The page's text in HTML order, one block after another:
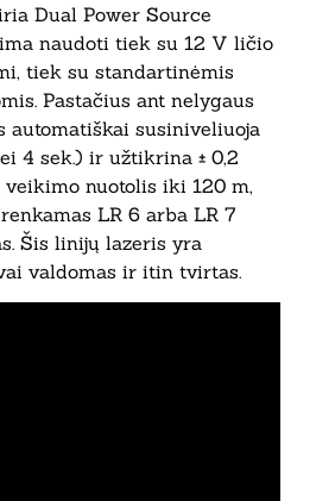
Dual Power Source
naudoti tiek su 12 V ličio
tiek su standartinėmis
Pastačius ant nelygaus
automatiškai susiniveliuoja
4 sek.) ir užtikrina ± 0,2
nuotolis iki 120 m,
LR 6 arba LR 7
Šis linijų lazeris yra
valdomas ir itin tvirtas.